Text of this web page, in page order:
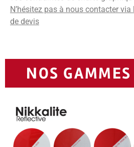
N’hésitez pas à nous contacter
de devis
NOS